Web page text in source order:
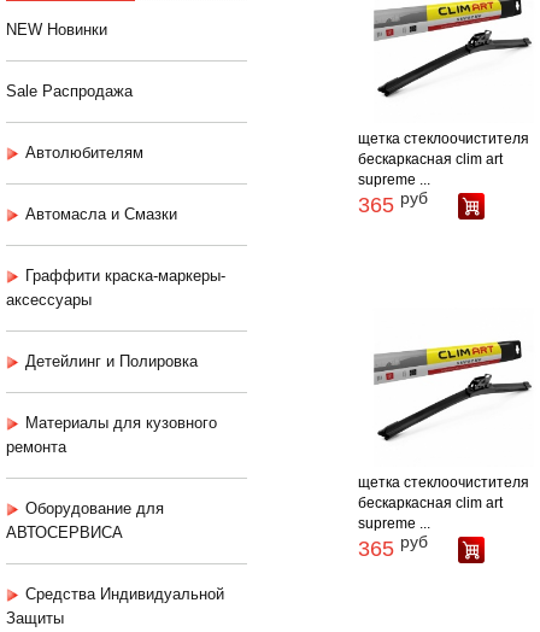
NEW Новинки
Sale Распродажа
Автолюбителям
Автомасла и Смазки
Граффити краска-маркеры-
аксессуары
Детейлинг и Полировка
Материалы для кузовного
ремонта
Оборудование для
АВТОСЕРВИСА
Средства Индивидуальной
Защиты
щетка стеклоочистителя
бескаркасная clim art
supreme ...
365 руб
щетка стеклоочистителя
бескаркасная clim art
supreme ...
365 руб